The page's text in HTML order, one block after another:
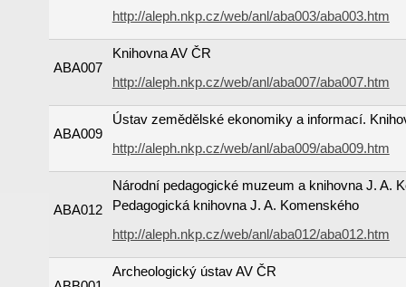
http://aleph.nkp.cz/web/anl/aba003/aba003.htm
ABA007
Knihovna AV ČR
http://aleph.nkp.cz/web/anl/aba007/aba007.htm
ABA009
Ústav zemědělské ekonomiky a informací.
http://aleph.nkp.cz/web/anl/aba009/aba009.htm
ABA012
Národní pedagogické muzeum a knihovna J. A.
Pedagogická knihovna J. A. Komenského
http://aleph.nkp.cz/web/anl/aba012/aba012.htm
Archeologický ústav AV ČR